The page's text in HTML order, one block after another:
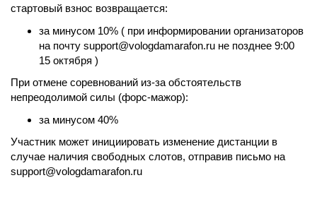
стартовый взнос возвращается:
за минусом 10% ( при информировании организаторов
на почту support@vologdamarafon.ru не позднее 9:00
15 октября )
При отмене соревнований из-за обстоятельств
непреодолимой силы (форс-мажор):
за минусом 40%
Участник может инициировать изменение дистанции в
случае наличия свободных слотов, отправив письмо на
support@vologdamarafon.ru